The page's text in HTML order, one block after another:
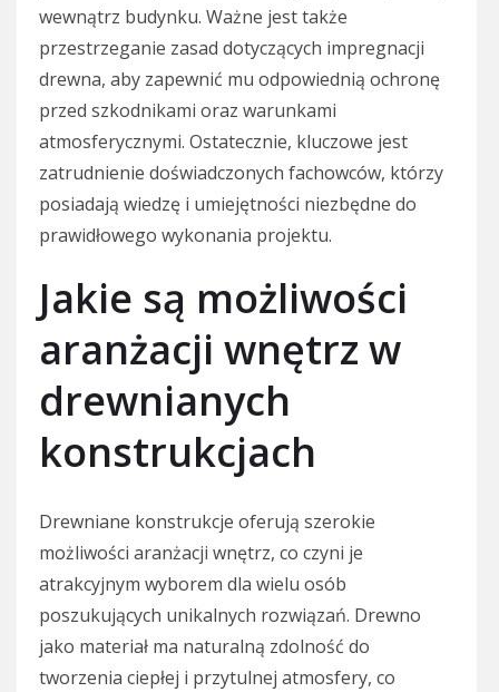
wewnątrz budynku. Ważne jest także
przestrzeganie zasad dotyczących impregnacji
drewna, aby zapewnić mu odpowiednią ochronę
przed szkodnikami oraz warunkami
atmosferycznymi. Ostatecznie, kluczowe jest
zatrudnienie doświadczonych fachowców, którzy
posiadają wiedzę i umiejętności niezbędne do
prawidłowego wykonania projektu.
Jakie są możliwości
aranżacji wnętrz w
drewnianych
konstrukcjach
Drewniane konstrukcje oferują szerokie
możliwości aranżacji wnętrz, co czyni je
atrakcyjnym wyborem dla wielu osób
poszukujących unikalnych rozwiązań. Drewno
jako materiał ma naturalną zdolność do
tworzenia ciepłej i przytulnej atmosfery, co